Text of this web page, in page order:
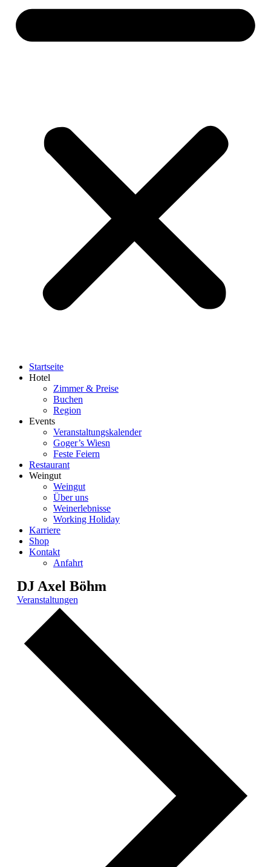
Startseite
Hotel
Zimmer & Preise
Buchen
Region
Events
Veranstaltungskalender
Goger’s Wiesn
Feste Feiern
Restaurant
Weingut
Weingut
Über uns
Weinerlebnisse
Working Holiday
Karriere
Shop
Kontakt
Anfahrt
DJ Axel Böhm
Veranstaltungen